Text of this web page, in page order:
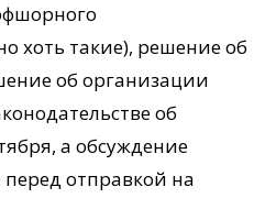
хоть такие), решение об
об организации
об
а обсуждение
отправкой на